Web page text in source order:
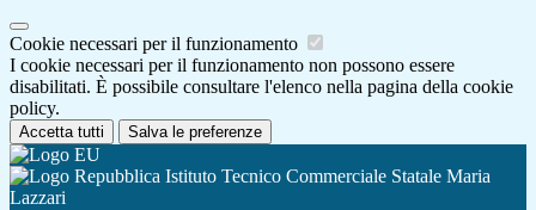
Cookie necessari per il funzionamento
I cookie necessari per il funzionamento non possono essere
disabilitati. È possibile consultare l'elenco nella pagina della cookie
policy.
Accetta tutti Salva le preferenze
Istituto Tecnico Commerciale Statale Maria
Lazzari